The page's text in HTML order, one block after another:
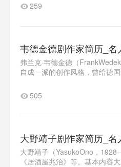
259
韦德金德剧作家简历_名
弗兰克·韦德金德（
自成一派的创作风格，曾给德
505
大野靖子剧作家简历_名
大野靖子（YasukoOno，
《居酒屋兆治》等。基本内